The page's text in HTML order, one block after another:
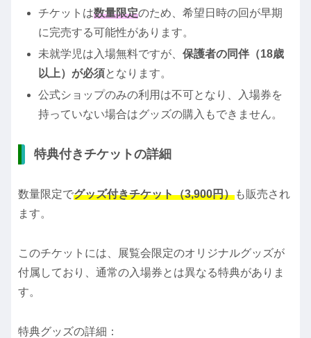
チケットは数量限定のため、希望日時の回が早期
に完売する可能性があります。
未就学児は入場無料ですが、保護者の同伴（18歳
以上）が必須となります。
公式ショップのみの利用は不可となり、入場券を
持っていない場合はグッズの購入もできません。
特典付きチケットの詳細
数量限定でグッズ付きチケット（3,900円）も販売され
ます。
このチケットには、展覧会限定のオリジナルグッズが
付属しており、通常の入場券とは異なる特典がありま
す。
特典グッズの詳細：